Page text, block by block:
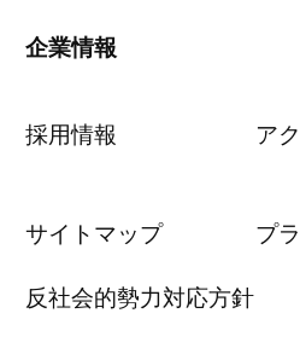
企業情報
採用情報 ア
サイトマップ プ
反社会的勢力対応方針